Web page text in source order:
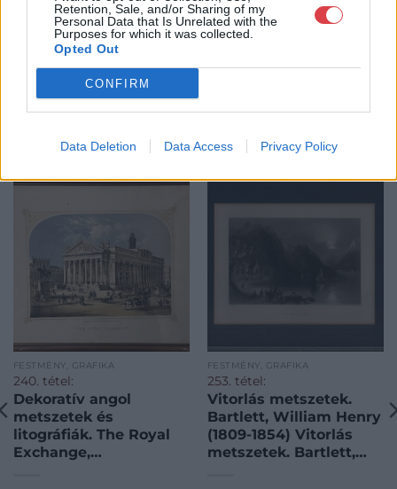
Retention, Sale, and/or Sharing of my
Personal Data that Is Unrelated with the
Purposes for which it was collected.
Opted Out
CONFIRM
Data Deletion Data Access Privacy Policy
KAPCSOLÓDÓ MŰTÁRGYAK
FESTMÉNY, GRAFIKA
240. tétel:
Dekoratív angol
metszetek és
litográfiák. The Royal
Exchange,
FESTMÉNY, GRAFIKA
253. tétel:
Vitorlás metszetek.
Bartlett, William Henry
(1809-1854) Vitorlás
metszetek. Bartlett,